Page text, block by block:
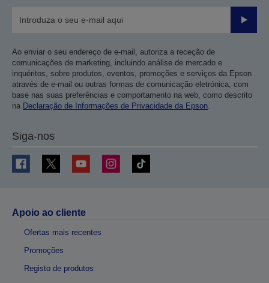
Enviar
Ao enviar o seu endereço de e-mail, autoriza a receção de
comunicações de marketing, incluindo análise de mercado e
inquéritos, sobre produtos, eventos, promoções e serviços da Epson
através de e-mail ou outras formas de comunicação eletrónica, com
base nas suas preferências e comportamento na web, como descrito
na Declaração de Informações de Privacidade da Epson.
Siga-nos
Apoio ao cliente
Ofertas mais recentes
Promoções
Registo de produtos